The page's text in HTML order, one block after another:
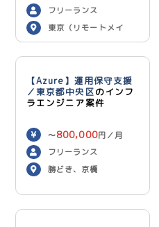
フリーランス
東京（リモートメイ
ン）
【Azure】運用保守支援
／東京都中央区のインフ
ラエンジニア案件
〜800,000円／月
フリーランス
勝どき、京橋